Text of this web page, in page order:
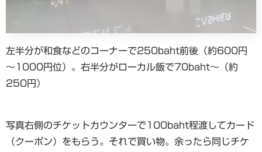
左半分が和食などのコーナーで250baht前後（約600円
～1000円位）。右半分がローカル飯で70baht～（約
250円）
写真右側のチケットカウンターで100baht程渡してカード
（クーポン）をもらう。それで買い物。余ったら同じチケ